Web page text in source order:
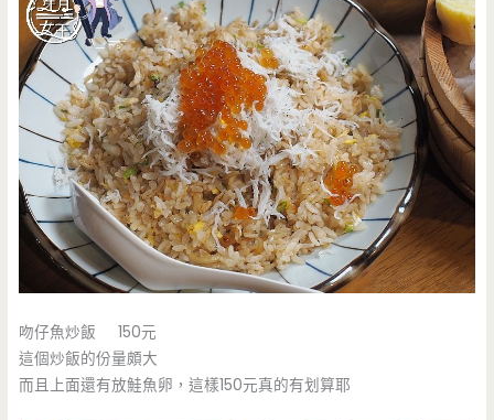
吻仔魚炒飯 150元
這個炒飯的份量頗大
而且上面還有放鮭魚卵，這樣150元真的有划算耶